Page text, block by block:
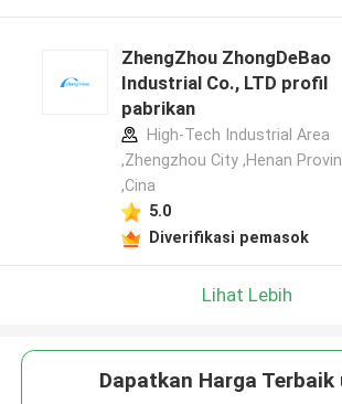
ZhengZhou ZhongDeBao
Industrial Co., LTD profil
pabrikan
High-Tech Industrial Area
,Zhengzhou City ,Henan
,Cina
5.0
Diverifikasi pemasok
Lihat Lebih
Dapatkan Harga Terbaik